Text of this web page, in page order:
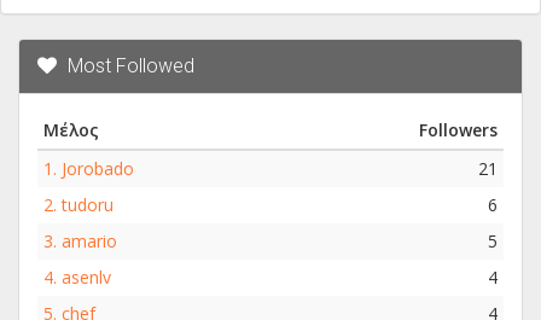
Most Followed
Μέλος
Followers
1. Jorobado
21
2.tudoru
6
3. amario
5
4. asenlv
4
5. chef
4